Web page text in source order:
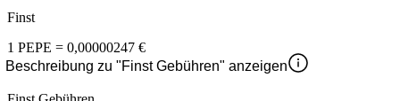
Finst
1 PEPE = 0,00000247 €
Beschreibung zu "Finst Gebühren" anzeigen